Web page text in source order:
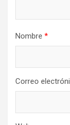
Nombre *
Correo